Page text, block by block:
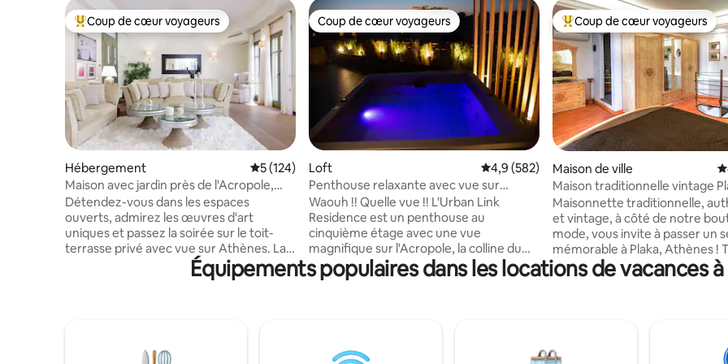
Coups de cœur voyageurs les plus appréciés
Coup de cœur voyageurs
Hébergement Évaluation moyenne sur la base de 124 commentaires : 5 sur 5
5 (124)
Maison avec jardin près de l'Acropole,
dans le quartier historique de Plaka
Détendez-vous dans les espaces
ouverts, admirez les œuvres d'art
uniques et passez la soirée sur le toit-
terrasse privé avec vue sur Athènes. La
Grèce antique rencontre le design
moderne dans cette magnifique maison
l'emplacement. Ajoutez à cela une
Coup de cœur voyageurs
Coup de cœur voyageurs
Loft Évaluation moyenne sur la base de 582
4,9 (582)
Penthouse relaxante avec vue sur
l'Acropole et jacuzzi
Waouh !! Quelle vue !! L'Urban Link
Residence est un penthouse au
cinquième étage avec une vue
magnifique sur l'Acropole, la colline du
Lycabette et la ville d'Athènes. Un
espace vraiment unique à un
Détendez-vous dans le jacuzzi après une
Coups de cœur voyageurs les
Coup de cœur voyageurs
Maison de ville
Maison traditionnelle vintage
centre d'Athènes !
Maisonnette traditionnelle,
et vintage, à côté de notre
mode, vous invite à passer un
mémorable à Plaka, Athènes !
murs en briques apparentes,
boiseries complexes, des
totalement dans la gloire
passé. À proximité du
Équipements populaires dans les locations de vacances